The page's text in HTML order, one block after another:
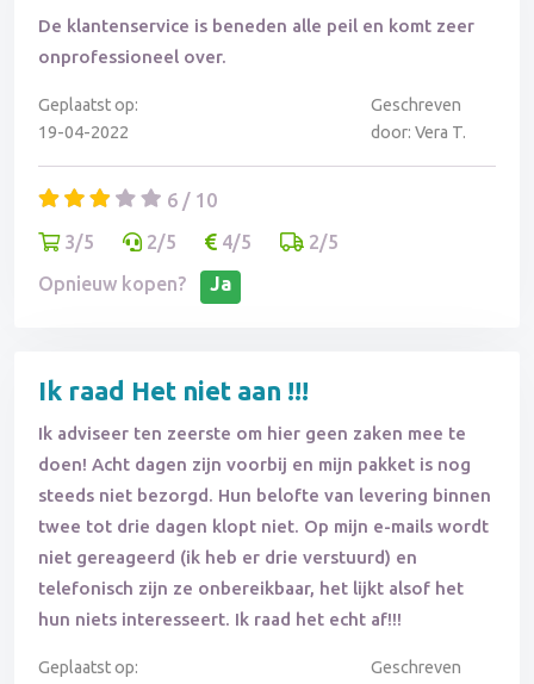
De klantenservice is beneden alle peil en komt zeer
onprofessioneel over.
Geplaatst op:
19-04-2022
Geschreven
door: Vera T.
6 / 10
3/5
2/5 4/5
2/5
Opnieuw kopen?
Ja
Ik raad Het niet aan !!!
Ik adviseer ten zeerste om hier geen zaken mee te
doen! Acht dagen zijn voorbij en mijn pakket is nog
steeds niet bezorgd. Hun belofte van levering binnen
twee tot drie dagen klopt niet. Op mijn e-mails wordt
niet gereageerd (ik heb er drie verstuurd) en
telefonisch zijn ze onbereikbaar, het lijkt alsof het
hun niets interesseert. Ik raad het echt af!!!
Geplaatst op:
Geschreven